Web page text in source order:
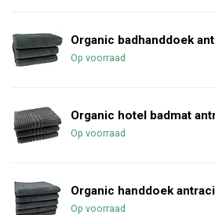
Organic badhanddoek
Op voorraad
Organic hotel badmat
Op voorraad
Organic handdoek
Op voorraad